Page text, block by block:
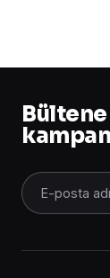
Bültene